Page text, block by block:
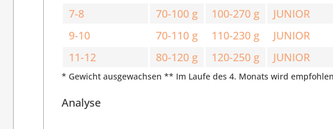
7-8
70-100 g 100-270 g JUNIOR
9-10
70-110 g 110-230 g JUNIOR
11-12
80-120 g 120-250 g JUNIOR
* Gewicht ausgewachsen ** Im Laufe des 4. Monats wird
Analyse